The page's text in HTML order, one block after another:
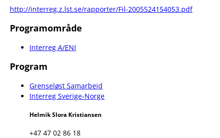
http://interreg.z.lst.se/rapporter/Fil-2005524154053.pdf
Programområde
Interreg A/ENI
Program
Grenseløst Samarbeid
Interreg Sverige-Norge
Helmik Slora Kristiansen
+47 47 02 86 18